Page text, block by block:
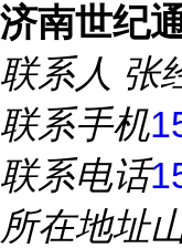
济南世纪
联系人 张
联系手机
联系电话
所在地址